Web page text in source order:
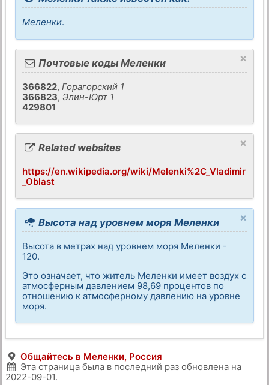
Меленки.
×
Почтовые коды Меленки
366822, Горагорский 1
366823, Элин-Юрт 1
429801
×
Related websites
https://en.wikipedia.org/wiki/Melenki%2C_Vladimir
_Oblast
×
Высота над уровнем моря Меленки
Высота в метрах над уровнем моря Меленки -
120.
Это означает, что житель Меленки имеет воздух с
атмосферным давлением 98,69 процентов по
отношению к атмосферному давлению на уровне
моря.
Общайтесь в Меленки, Россия
Эта страница была в последний раз обновлена на
2022-09-01.